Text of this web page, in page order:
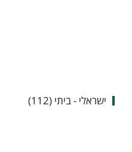
ישראלי - ביתי (112)